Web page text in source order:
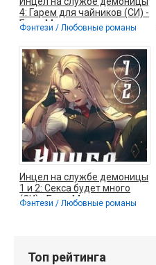
4: Гарем для чайников (СИ) -
Блум М.
Фэнтези / Любовные романы
Инцел на службе демоницы
1 и 2: Секса будет много
(СИ) - Блум М.
Фэнтези / Любовные романы
Топ рейтинга